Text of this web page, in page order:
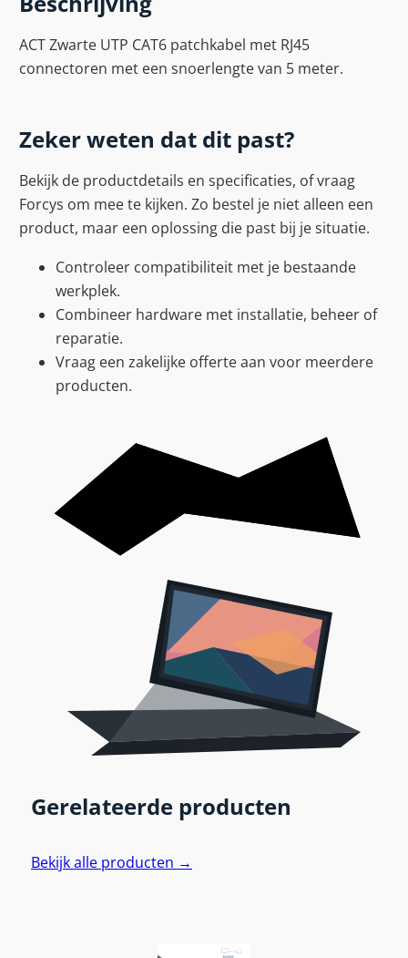
ACT Zwarte UTP CAT6 patchkabel met RJ45
connectoren met een snoerlengte van 5 meter.
Zeker weten dat dit past?
Bekijk de productdetails en specificaties, of vraag
Forcys om mee te kijken. Zo bestel je niet alleen een
product, maar een oplossing die past bij je situatie.
Controleer compatibiliteit met je bestaande
werkplek.
Combineer hardware met installatie, beheer of
reparatie.
Vraag een zakelijke offerte aan voor meerdere
producten.
Gerelateerde producten
Bekijk alle producten →